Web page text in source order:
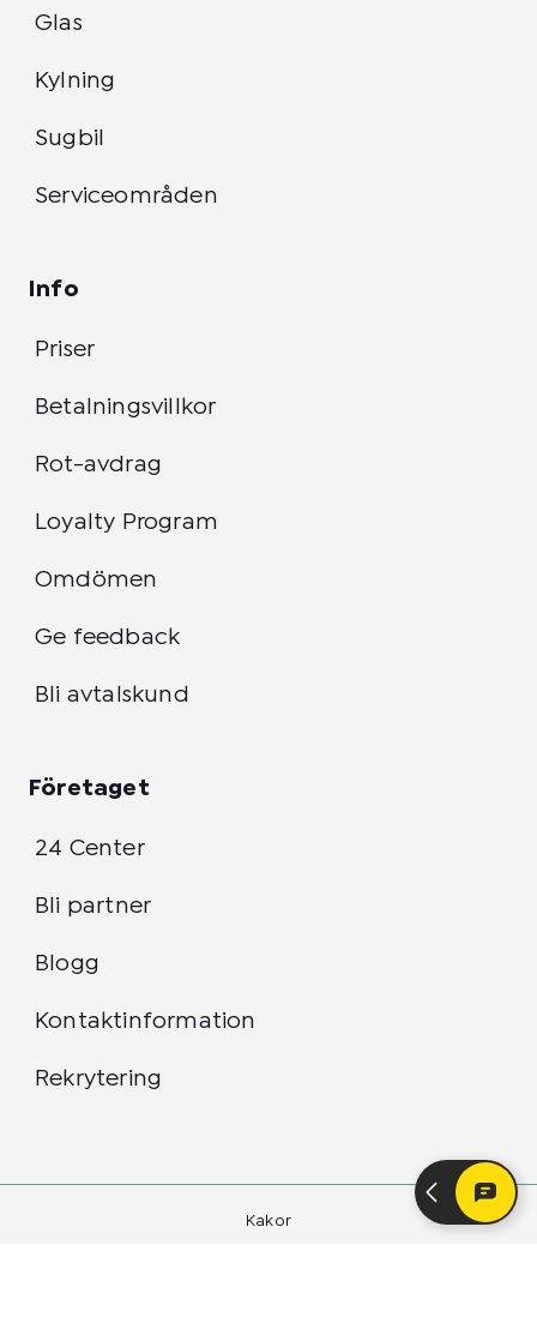
Glas
Kylning
Sugbil
Serviceområden
Info
Priser
Betalningsvillkor
Rot-avdrag
Loyalty Program
Omdömen
Ge feedback
Bli avtalskund
Företaget
24 Center
Bli partner
Blogg
Kontaktinformation
Rekrytering
Kakor